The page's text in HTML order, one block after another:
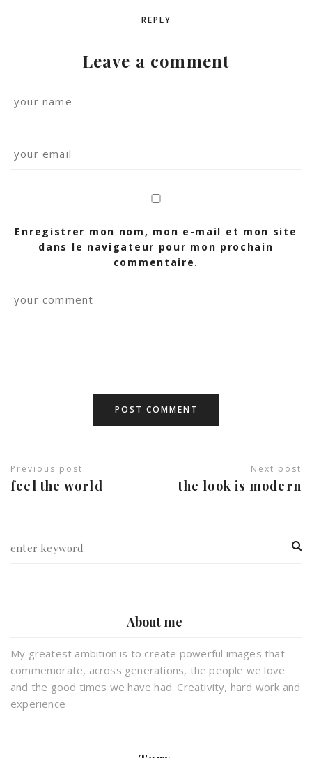
REPLY
Leave a comment
Enregistrer mon nom, mon e-mail et mon site
dans le navigateur pour mon prochain
commentaire.
Previous post
feel the world
Next post
the look is modern
About me
My greatest ambition is to create powerful images that
commemorate, across generations, the people we love
and the good times we have had. Creativity, hard work and
experience